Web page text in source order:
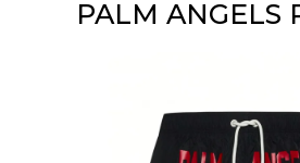
PALM ANGELS